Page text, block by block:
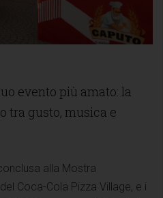
evento più amato: la
tra gusto, musica e
alla Mostra
Coca-Cola Pizza Village, e i